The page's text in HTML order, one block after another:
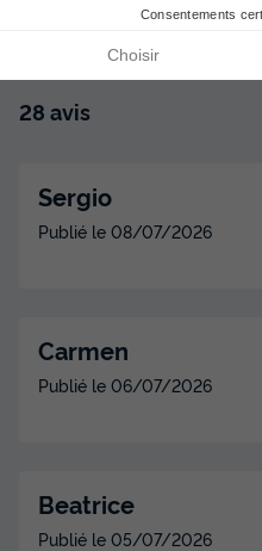
Avis clients100% vérifiés
28 avis
Sergio
Publié le 08/07/2026
Carmen
Publié le 06/07/2026
Beatrice
Publié le 05/07/2026